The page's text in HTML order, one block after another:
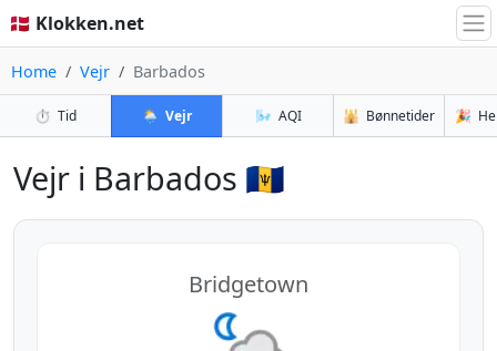
🇩🇰 Klokken.net
Home Vejr Barbados
⏱️ Tid 🌦️ Vejr 🌬️ AQI 🕌 Bønnetider 🎉
Vejr i Barbados 🇧🇧
Bridgetown